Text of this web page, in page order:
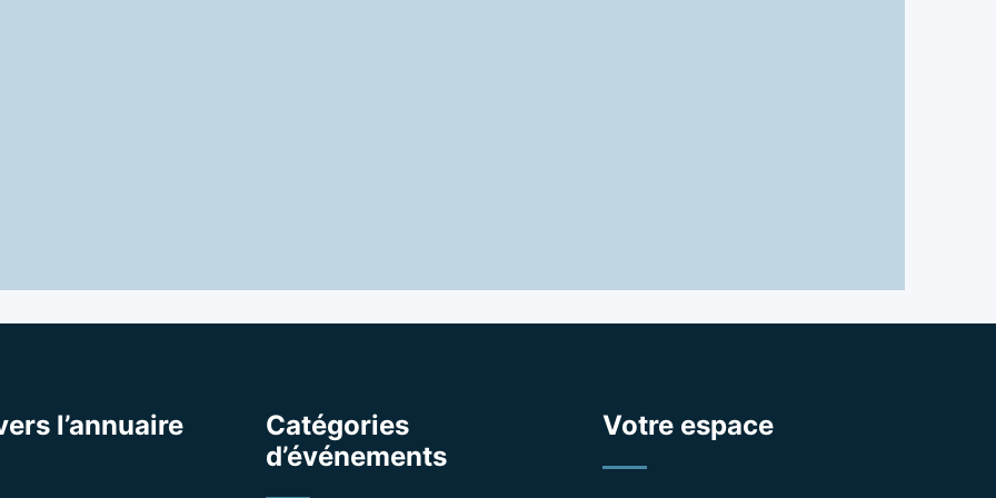
l’annuaire
Catégories
d’événements
Votre espace